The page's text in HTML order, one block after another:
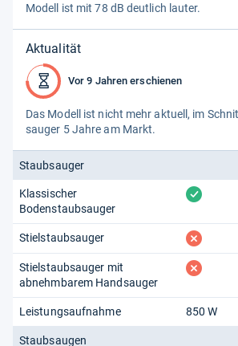
Modell ist mit 78 dB deut­lich lau­ter.
Aktualität
Vor 9 Jahren erschienen
Das Modell ist nicht mehr aktu­ell, im
sau­ger 5 Jahre am Markt.
Staubsauger
Klassischer
Bodenstaubsauger
vorhanden
Stielstaubsauger fehlt
Stielstaubsauger mit
abnehmbarem Handsauger
fehlt
Leistungsaufnahme 850 W
Staubsaugen